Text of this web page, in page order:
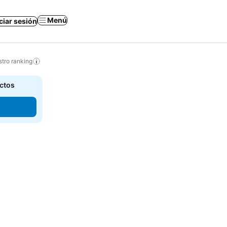
sesión Menú
ranking